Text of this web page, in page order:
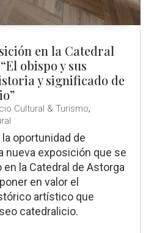
en la Catedral
obispo y sus
y significado de
Cultural & Turismo,
oportunidad de
nueva exposición que se
en la Catedral de Astorga
en valor el
artístico que
catedralicio.